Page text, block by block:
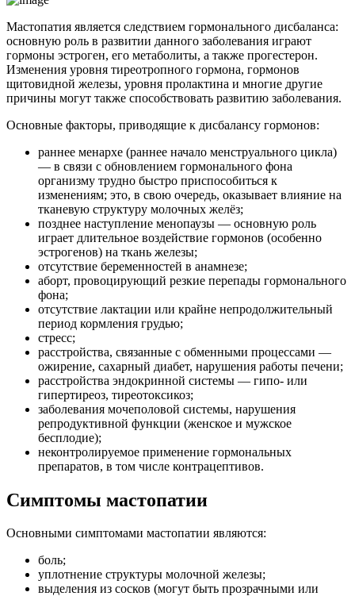
Мастопатия является следствием гормонального дисбаланса:
основную роль в развитии данного заболевания играют
гормоны эстроген, его метаболиты, а также прогестерон.
Изменения уровня тиреотропного гормона, гормонов
щитовидной железы, уровня пролактина и многие другие
причины могут также способствовать развитию заболевания.
Основные факторы, приводящие к дисбалансу гормонов:
раннее менархе (раннее начало менструального цикла)
— в связи с обновлением гормонального фона
организму трудно быстро приспособиться к
изменениям; это, в свою очередь, оказывает влияние на
тканевую структуру молочных желёз;
позднее наступление менопаузы — основную роль
играет длительное воздействие гормонов (особенно
эстрогенов) на ткань железы;
отсутствие беременностей в анамнезе;
аборт, провоцирующий резкие перепады гормонального
фона;
отсутствие лактации или крайне непродолжительный
период кормления грудью;
стресс;
расстройства, связанные с обменными процессами —
ожирение, сахарный диабет, нарушения работы печени;
расстройства эндокринной системы — гипо- или
гипертиреоз, тиреотоксикоз;
заболевания мочеполовой системы, нарушения
репродуктивной функции (женское и мужское
бесплодие);
неконтролируемое применение гормональных
препаратов, в том числе контрацептивов.
Симптомы мастопатии
Основными симптомами мастопатии являются:
боль;
уплотнение структуры молочной железы;
выделения из сосков (могут быть прозрачными или